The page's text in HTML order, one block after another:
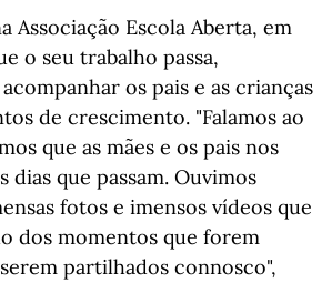
Associação Escola Aberta, em
o seu trabalho passa,
os pais e as crianças
de crescimento. "Falamos ao
que as mães e os pais nos
que passam. Ouvimos
fotos e imensos vídeos que
dos momentos que forem
partilhados connosco",